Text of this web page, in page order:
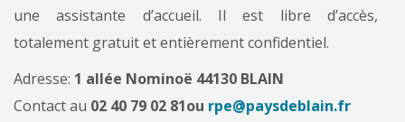
une assistante d’accueil. Il est libre d’accès,
totalement gratuit et entièrement confidentiel.
Adresse: 1 allée Nominoë 44130 BLAIN
Contact au 02 40 79 02 81ou rpe@paysdeblain.fr